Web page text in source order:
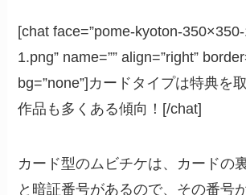
[chat face=”pome-kyoton-
1.png” name=”” align=”right”
bg=”none”]カードタイプは特典を
作品も多くある傾向！[/chat]
カード型のムビチケは、カードの
と暗証番号があるので、その番号